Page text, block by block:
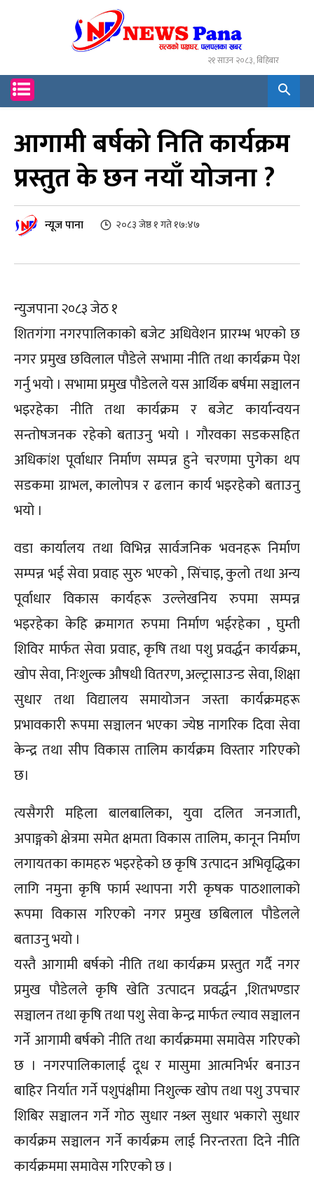
२१ साउन २०८३, बिहिबार
आगामी बर्षको निति कार्यक्रम
प्रस्तुत के छन नयाँ योजना ?
न्यूज पाना २०८३ जेष्ठ १ गते १७:४७
न्युजपाना २०८३ जेठ १
शितगंगा नगरपालिकाको बजेट अधिवेशन प्रारम्भ भएको छ
नगर प्रमुख छविलाल पौडेले सभामा नीति तथा कार्यक्रम पेश
गर्नु भयो । सभामा प्रमुख पौडेलले यस आर्थिक बर्षमा सञ्चालन
भइरहेका नीति तथा कार्यक्रम र बजेट कार्यान्वयन
सन्तोषजनक रहेको बताउनु भयो । गौरवका सडकसहित
अधिकांश पूर्वाधार निर्माण सम्पन्न हुने चरणमा पुगेका थप
सडकमा ग्राभल, कालोपत्र र ढलान कार्य भइरहेको बताउनु
भयो ।
वडा कार्यालय तथा विभिन्न सार्वजनिक भवनहरू निर्माण
सम्पन्न भई सेवा प्रवाह सुरु भएको , सिंचाइ, कुलो तथा अन्य
पूर्वाधार विकास कार्यहरू उल्लेखनिय रुपमा सम्पन्न
भइरहेका केहि क्रमागत रुपमा निर्माण भईरहेका , घुम्ती
शिविर मार्फत सेवा प्रवाह, कृषि तथा पशु प्रवर्द्धन कार्यक्रम,
खोप सेवा, निःशुल्क औषधी वितरण, अल्ट्रासाउन्ड सेवा, शिक्षा
सुधार तथा विद्यालय समायोजन जस्ता कार्यक्रमहरू
प्रभावकारी रूपमा सञ्चालन भएका ज्येष्ठ नागरिक दिवा सेवा
केन्द्र तथा सीप विकास तालिम कार्यक्रम विस्तार गरिएको
छ।
त्यसैगरी महिला बालबालिका, युवा दलित जनजाती,
अपाङ्गको क्षेत्रमा समेत क्षमता विकास तालिम, कानून निर्माण
लगायतका कामहरु भइरहेको छ कृषि उत्पादन अभिवृद्धिका
लागि नमुना कृषि फार्म स्थापना गरी कृषक पाठशालाको
रूपमा विकास गरिएको नगर प्रमुख छबिलाल पौडेलले
बताउनु भयो ।
यस्तै आगामी बर्षको नीति तथा कार्यक्रम प्रस्तुत गर्दै नगर
प्रमुख पौडेलले कृषि खेति उत्पादन प्रवर्द्धन ,शितभण्डार
सञ्चालन तथा कृषि तथा पशु सेवा केन्द्र मार्फत ल्याव सञ्चालन
गर्ने आगामी बर्षको नीति तथा कार्यक्रममा समावेस गरिएको
छ । नगरपालिकालाई दूध र मासुमा आत्मनिर्भर बनाउन
बाहिर निर्यात गर्ने पशुपंक्षीमा निशुल्क खोप तथा पशु उपचार
शिबिर सञ्चालन गर्ने गोठ सुधार नश्र्ल सुधार भकारो सुधार
कार्यक्रम सञ्चालन गर्ने कार्यक्रम लाई निरन्तरता दिने नीति
कार्यक्रममा समावेस गरिएको छ ।